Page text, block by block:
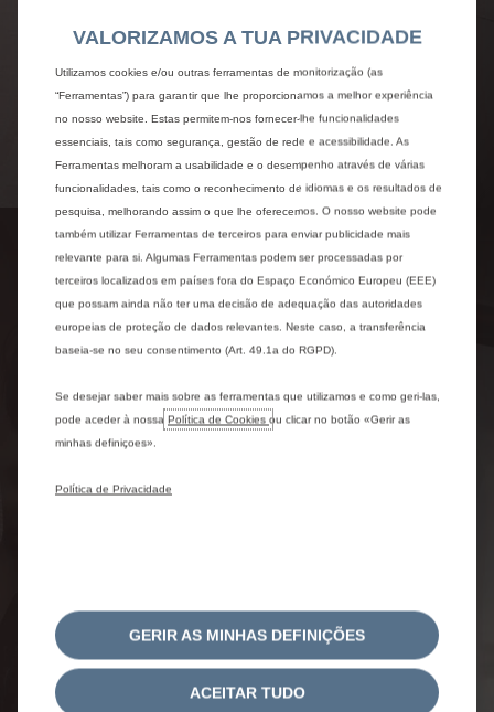
CONFORTO POR
MEDIDA
Dentro do seu estilo poderoso, o Citroën Jumper é
insonorização reforçada. Com as suas suspensões,
circule nas melhores condições sem ser perturbado
pelos defeitos da estrada. Por fim, relaxe com um
VALORIZAMOS A TUA PRIVACIDADE
Utilizamos cookies e/ou outras ferramentas de monitorização (as
“Ferramentas”) para garantir que lhe proporcionamos a melhor experiência
no nosso website. Estas permitem-nos fornecer-lhe funcionalidades
essenciais, tais como segurança, gestão de rede e acessibilidade. As
Ferramentas melhoram a usabilidade e o desempenho através de várias
funcionalidades, tais como o reconhecimento de idiomas e os resultados de
pesquisa, melhorando assim o que lhe oferecemos. O nosso website pode
também utilizar Ferramentas de terceiros para enviar publicidade mais
relevante para si. Algumas Ferramentas podem ser processadas por
terceiros localizados em países fora do Espaço Económico Europeu (EEE)
que possam ainda não ter uma decisão de adequação das autoridades
europeias de proteção de dados relevantes. Neste caso, a transferência
baseia-se no seu consentimento (Art. 49.1a do RGPD).
Se desejar saber mais sobre as ferramentas que utilizamos e como geri-las,
pode aceder à nossa Política de Cookies ou clicar no botão «Gerir as
minhas definiçoes».
Política de Privacidade
GERIR AS MINHAS DEFINIÇÕES
ACEITAR TUDO